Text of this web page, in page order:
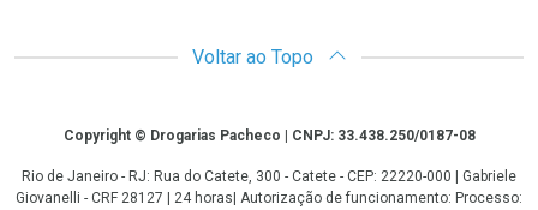
Voltar ao Topo
CopyrightCopyright © Drogarias Pacheco | CNPJ: 33.438.250/0187-08
Rio de Janeiro - RJ: Rua do Catete, 300 - Catete - CEP: 22220-000 | Gabriele
Giovanelli - CRF 28127 | 24 horas| Autorização de funcionamento: Processo: